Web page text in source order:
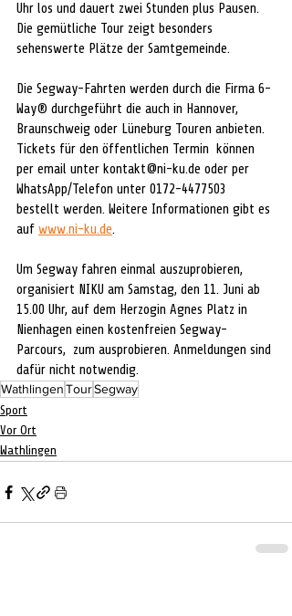
Uhr los und dauert zwei Stunden plus Pausen.
Die gemütliche Tour zeigt besonders
sehenswerte Plätze der Samtgemeinde.
Die Segway-Fahrten werden durch die Firma 6-
Way® durchgeführt die auch in Hannover,
Braunschweig oder Lüneburg Touren anbieten.
Tickets für den öffentlichen Termin  können
per email unter kontakt@ni-ku.de oder per
WhatsApp/Telefon unter 0172-4477503
bestellt werden. Weitere Informationen gibt es
auf www.ni-ku.de.
Um Segway fahren einmal auszuprobieren,
organisiert NIKU am Samstag, den 11. Juni ab
15.00 Uhr, auf dem Herzogin Agnes Platz in
Nienhagen einen kostenfreien Segway-
Parcours,  zum ausprobieren. Anmeldungen sind
dafür nicht notwendig.
WathlingenTourSegway
Sport
Vor Ort
Wathlingen